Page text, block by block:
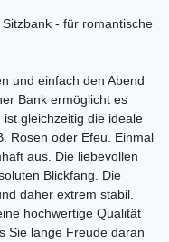
- für romantische
und einfach den Abend
Bank ermöglicht es
gleichzeitig die ideale
Rosen oder Efeu. Einmal
aus. Die liebevollen
Blickfang. Die
daher extrem stabil.
hochwertige Qualität
Sie lange Freude daran